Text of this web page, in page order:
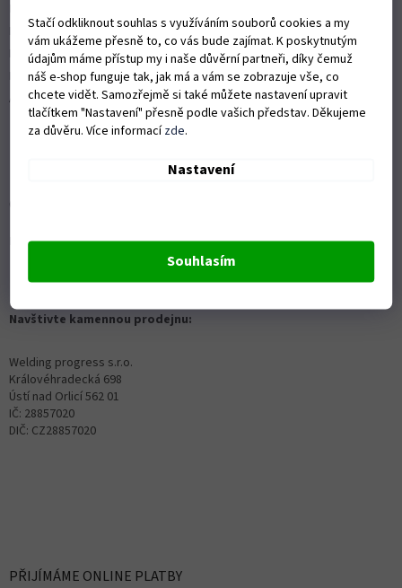
Stačí odkliknout souhlas s využíváním souborů cookies a my
vám ukážeme přesně to, co vás bude zajímat. K poskytnutým
údajům máme přístup my i naše důvěrní partneři, díky čemuž
náš e-shop funguje tak, jak má a vám se zobrazuje vše, co
chcete vidět. Samozřejmě si také můžete nastavení upravit
tlačítkem "Nastavení" přesně podle vašich představ. Děkujeme
za důvěru. Více informacízde.
Nastavení
Souhlasím
ISO 9001:2015
Politika kvality
Předváděcí stroje Husqvarna
Autorizovaný servis Husqvarna
Kontaktní formulář ZDE
Navštivte kamennou prodejnu:
Welding progress s.r.o.
Královéhradecká 698
Ústí nad Orlicí 562 01
IČ: 28857020
DIČ: CZ28857020
PŘIJÍMÁME ONLINE PLATBY